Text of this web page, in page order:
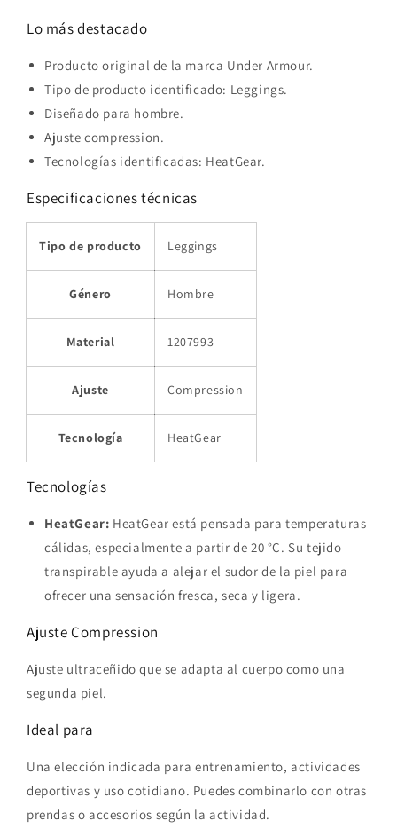
Lo más destacado
Producto original de la marca Under Armour.
Tipo de producto identificado: Leggings.
Diseñado para hombre.
Ajuste compression.
Tecnologías identificadas: HeatGear.
Especificaciones técnicas
Tipo de producto Leggings
Género Hombre
Material 1207993
Ajuste Compression
Tecnología HeatGear
Tecnologías
HeatGear: HeatGear está pensada para temperaturas
cálidas, especialmente a partir de 20 °C. Su tejido
transpirable ayuda a alejar el sudor de la piel para
ofrecer una sensación fresca, seca y ligera.
Ajuste Compression
Ajuste ultraceñido que se adapta al cuerpo como una
segunda piel.
Ideal para
Una elección indicada para entrenamiento, actividades
deportivas y uso cotidiano. Puedes combinarlo con otras
prendas o accesorios según la actividad.